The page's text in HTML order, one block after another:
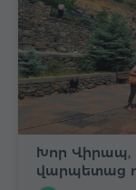
Խոր Վիրապ,
վարպետաց